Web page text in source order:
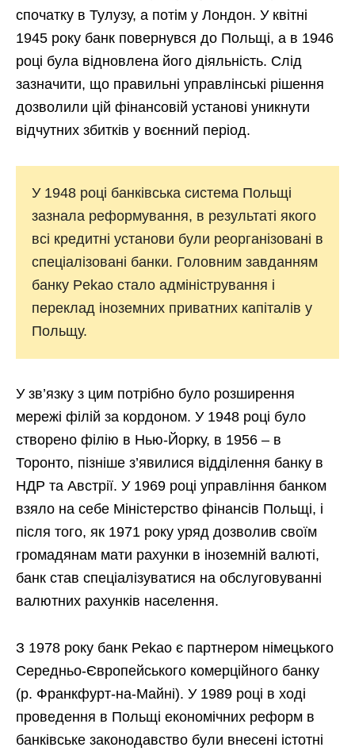
спочатку в Тулузу, а потім у Лондон. У квітні
1945 року банк повернувся до Польщі, а в 1946
році була відновлена його діяльність. Слід
зазначити, що правильні управлінські рішення
дозволили цій фінансовій установі уникнути
відчутних збитків у воєнний період.
У 1948 році банківська система Польщі
зазнала реформування, в результаті якого
всі кредитні установи були реорганізовані в
спеціалізовані банки. Головним завданням
банку Pekao стало адміністрування і
переклад іноземних приватних капіталів у
Польщу.
У зв’язку з цим потрібно було розширення
мережі філій за кордоном. У 1948 році було
створено філію в Нью-Йорку, в 1956 – в
Торонто, пізніше з’явилися відділення банку в
НДР та Австрії. У 1969 році управління банком
взяло на себе Міністерство фінансів Польщі, і
після того, як 1971 року уряд дозволив своїм
громадянам мати рахунки в іноземній валюті,
банк став спеціалізуватися на обслуговуванні
валютних рахунків населення.
З 1978 року банк Pekao є партнером німецького
Середньо-Європейського комерційного банку
(р. Франкфурт-на-Майні). У 1989 році в ході
проведення в Польщі економічних реформ в
банківське законодавство були внесені істотні